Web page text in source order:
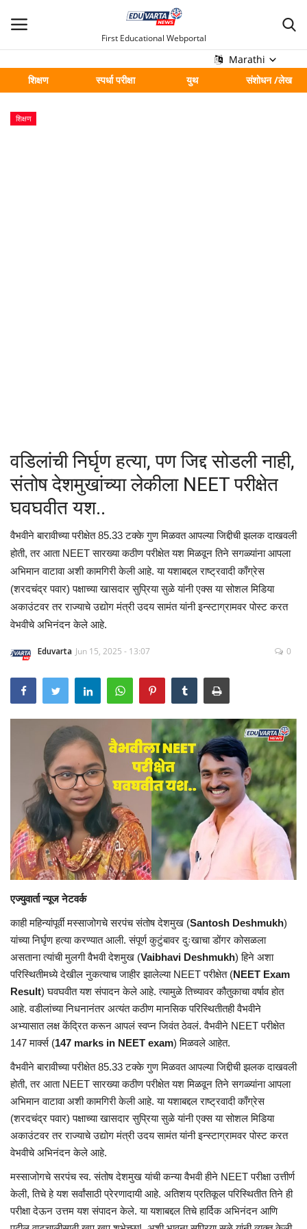
First Educational Webportal
Marathi
शिक्षण
स्पर्धा परीक्षा युथ संशोधन /लेख
मुख्य
Contact
गॅलरी
Language
English Marathi
शिक्षण
वडिलांची निर्घृण हत्या, पण जिद्द सोडली नाही,
संतोष देशमुखांच्या लेकीला NEET परीक्षेत
घवघवीत यश..
वैभवीने बारावीच्या परीक्षेत 85.33 टक्के गुण मिळवत आपल्या जिद्दीची झलक दाखवली
होती, तर आता NEET सारख्या कठीण परीक्षेत यश मिळवून तिने सगळ्यांना आपला
अभिमान वाटावा अशी कामगिरी केली आहे. या यशाबद्दल राष्ट्रवादी काँग्रेस
(शरदचंद्र पवार) पक्षाच्या खासदार सुप्रिया सुळे यांनी एक्स या सोशल मिडिया
अकाउंटवर तर राज्याचे उद्योग मंत्री उदय सामंत यांनी इन्स्टाग्रामवर पोस्ट करत
वेभवीचे अभिनंदन केले आहे.
Eduvarta Jun 15, 2025 - 13:07 0
एज्युवार्ता न्यूज नेटवर्क
काही महिन्यांपूर्वी मस्साजोगचे सरपंच संतोष देशमुख (Santosh Deshmukh)
यांच्या निर्घृण हत्या करण्यात आली. संपूर्ण कुटुंबावर दुःखाचा डोंगर कोसळला
असताना त्यांची मुलगी वैभवी देशमुख (Vaibhavi Deshmukh) हिने अशा
परिस्थितीमध्ये देखील नुकत्याच जाहीर झालेल्या NEET परीक्षेत (NEET Exam
Result) घवघवीत यश संपादन केले आहे. त्यामुळे तिच्यावर कौतुकाचा वर्षाव होत
आहे. वडीलांच्या निधनानंतर अत्यंत कठीण मानसिक परिस्थितीतही वैभवीने
अभ्यासात लक्ष केंद्रित करून आपलं स्वप्न जिवंत ठेवलं. वैभवीने NEET परीक्षेत
147 मार्क्स (147 marks in NEET exam) मिळवले आहेत.
वैभवीने बारावीच्या परीक्षेत 85.33 टक्के गुण मिळवत आपल्या जिद्दीची झलक दाखवली
होती, तर आता NEET सारख्या कठीण परीक्षेत यश मिळवून तिने सगळ्यांना आपला
अभिमान वाटावा अशी कामगिरी केली आहे. या यशाबद्दल राष्ट्रवादी काँग्रेस
(शरदचंद्र पवार) पक्षाच्या खासदार सुप्रिया सुळे यांनी एक्स या सोशल मिडिया
अकाउंटवर तर राज्याचे उद्योग मंत्री उदय सामंत यांनी इन्स्टाग्रामवर पोस्ट करत
वेभवीचे अभिनंदन केले आहे.
मस्साजोगचे सरपंच स्व. संतोष देशमुख यांची कन्या वैभवी हीने NEET परीक्षा उत्तीर्ण
केली, तिचे हे यश सर्वांसाठी प्रेरणादायी आहे. अतिशय प्रतिकूल परिस्थितीत तिने ही
परीक्षा देऊन उत्तम यश संपादन केले. या यशाबद्दल तिचे हार्दिक अभिनंदन आणि